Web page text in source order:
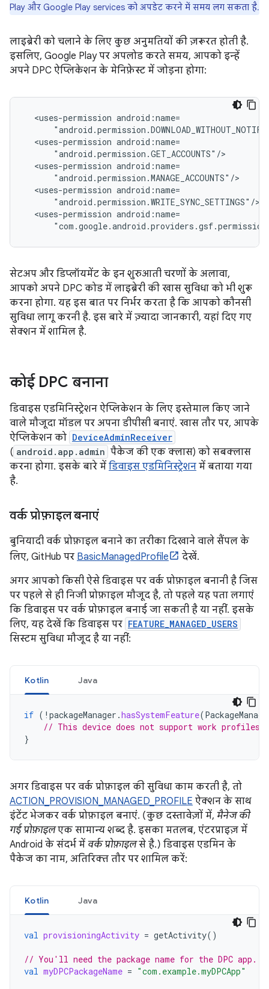
Play और Google Play services को अपडेट करने में समय लग सकता है.
लाइब्रेरी को चलाने के लिए कुछ अनुमतियों की ज़रूरत होती है.
इसलिए, Google Play पर अपलोड करते समय, आपको इन्हें
अपने DPC ऐप्लिकेशन के मेनिफ़ेस्ट में जोड़ना होगा:
<uses-permission
<uses-permission
<uses-permission
<uses-permission
<uses-permission
सेटअप और डिप्लॉयमेंट के इन शुरुआती चरणों के अलावा,
आपको अपने DPC कोड में लाइब्रेरी की खास सुविधा को भी शुरू
करना होगा. यह इस बात पर निर्भर करता है कि आपको कौनसी
सुविधा लागू करनी है. इस बारे में ज़्यादा जानकारी, यहां दिए गए
सेक्शन में शामिल है.
कोई DPC बनाना
डिवाइस एडमिनिस्ट्रेशन ऐप्लिकेशन के लिए इस्तेमाल किए जाने
वाले मौजूदा मॉडल पर अपना डीपीसी बनाएं. खास तौर पर, आपके
ऐप्लिकेशन को DeviceAdminReceiver
( android.app.admin पैकेज की एक क्लास) को सबक्लास
करना होगा. इसके बारे में डिवाइस एडमिनिस्ट्रेशन में बताया गया
है.
वर्क प्रोफ़ाइल बनाएं
बुनियादी वर्क प्रोफ़ाइल बनाने का तरीका दिखाने वाले सैंपल के
लिए, GitHub पर BasicManagedProfile
देखें.
अगर आपको किसी ऐसे डिवाइस पर वर्क प्रोफ़ाइल बनानी है जिस
पर पहले से ही निजी प्रोफ़ाइल मौजूद है, तो पहले यह पता लगाएं
कि डिवाइस पर वर्क प्रोफ़ाइल बनाई जा सकती है या नहीं. इसके
लिए, यह देखें कि डिवाइस पर FEATURE_MANAGED_USERS
सिस्टम सुविधा मौजूद है या नहीं:
Kotlin Java
if ( ! packageManager .hasSystemFeature(
// This device does not support work profiles!
}
अगर डिवाइस पर वर्क प्रोफ़ाइल की सुविधा काम करती है, तो
ACTION_PROVISION_MANAGED_PROFILE ऐक्शन के साथ
इंटेंट भेजकर वर्क प्रोफ़ाइल बनाएं. (कुछ दस्तावेज़ों में, मैनेज की
गई प्रोफ़ाइलएक सामान्य शब्द है. इसका मतलब, एंटरप्राइज़ में
Android के संदर्भ में वर्क प्रोफ़ाइलसे है.) डिवाइस एडमिन के
पैकेज का नाम, अतिरिक्त तौर पर शामिल करें:
Kotlin Java
val provisioningActivity = getActivity()
// You'll need the package name for the DPC app.
val myDPCPackageName = "com.example.myDPCApp"